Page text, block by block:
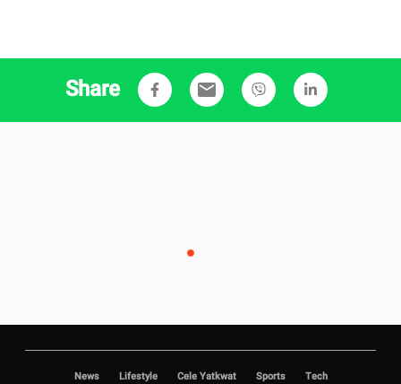
Share email
News Lifestyle Cele Yatkwat Sports Tech